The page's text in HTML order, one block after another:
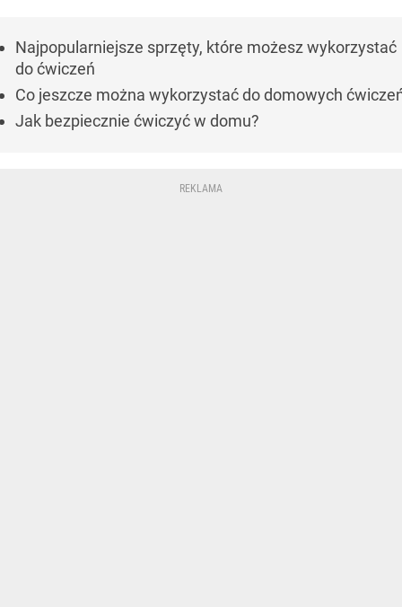
Najpopularniejsze sprzęty, które możesz wykorzystać
do ćwiczeń
Co jeszcze można wykorzystać do domowych
Jak bezpiecznie ćwiczyć w domu?